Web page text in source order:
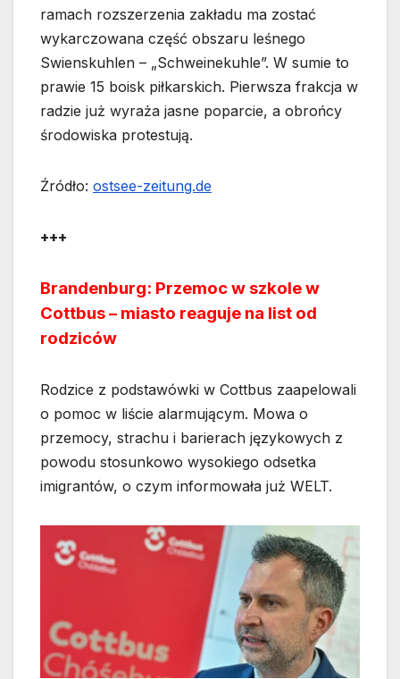
ramach rozszerzenia zakładu ma zostać
wykarczowana część obszaru leśnego
Swienskuhlen – „Schweinekuhle”. W sumie to
prawie 15 boisk piłkarskich. Pierwsza frakcja w
radzie już wyraża jasne poparcie, a obrońcy
środowiska protestują.
Źródło: ostsee-zeitung.de
+++
Brandenburg: Przemoc w szkole w
Cottbus – miasto reaguje na list od
rodziców
Rodzice z podstawówki w Cottbus zaapelowali
o pomoc w liście alarmującym. Mowa o
przemocy, strachu i barierach językowych z
powodu stosunkowo wysokiego odsetka
imigrantów, o czym informowała już WELT.